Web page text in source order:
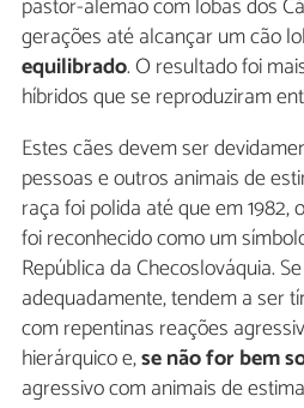
gerações até alcançar um cão
equilibrado. O resultado foi
híbridos que se reproduziram
Estes cães devem ser
pessoas e outros animais de
raça foi polida até que em
foi reconhecido como um
República da Checoslováquia.
adequadamente, tendem a ser
com repentinas reações
hierárquico e,se não for bem
agressivo com animais de